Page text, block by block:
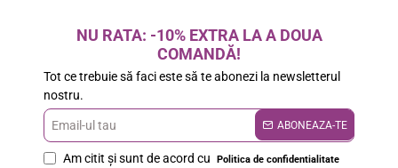
NU RATA: -10% EXTRA LA A DOUA
COMANDĂ!
Tot ce trebuie să faci este să te abonezi la newsletterul
nostru.
Email-
ul
ABONEAZA-TE
Am citit şi sunt de acord cu Politica de confidentialitate